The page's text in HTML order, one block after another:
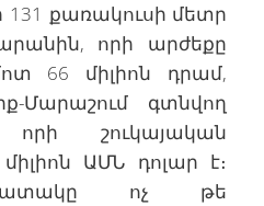
131 քառակուսի մետր
որի արժեքը
66 միլիոն դրամ,
Մարաշում գտնվող
շուկայական
ԱՄՆ դոլար է։
ոչ թե